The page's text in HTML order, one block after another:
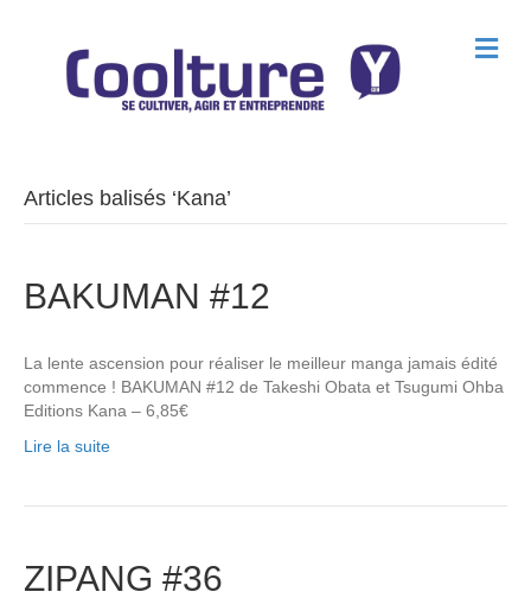
M
e
Articles balisés ‘Kana’
BAKUMAN #12
La lente ascension pour réaliser le meilleur manga jamais édité
commence ! BAKUMAN #12 de Takeshi Obata et Tsugumi Ohba
Editions Kana – 6,85€
Lire la suite
ZIPANG #36